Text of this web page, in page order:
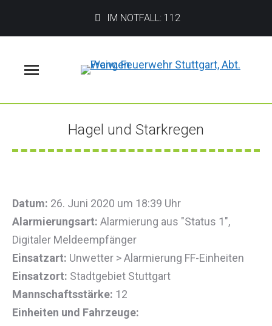
IM NOTFALL: 112
Hagel und Starkregen
Sie befinden sich hier:
Datum: 26. Juni 2020 um 18:39 Uhr
Alarmierungsart: Alarmierung aus "Status 1",
Digitaler Meldeempfänger
Einsatzart: Unwetter > Alarmierung FF-Einheiten
Einsatzort: Stadtgebiet Stuttgart
Mannschaftsstärke: 12
Einheiten und Fahrzeuge: